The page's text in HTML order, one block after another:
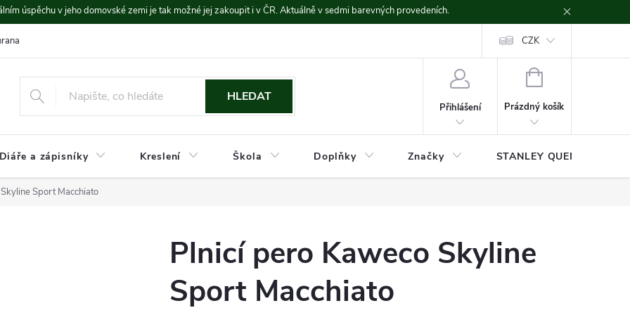
úspěchu v jeho domovské zemi je tak možné jej zakoupit i v ČR. Aktuálně v sedmi barevných provedeních.
údajů CZK
HLEDAT
Přihlášení
NÁKUPNÍ
Prázdný košík
Diáře a zápisníky Kreslení Škola Doplňky Značky STANLEY QUENCHER
Sport Macchiato
Plnicí pero Kaweco Skyline
Sport Macchiato